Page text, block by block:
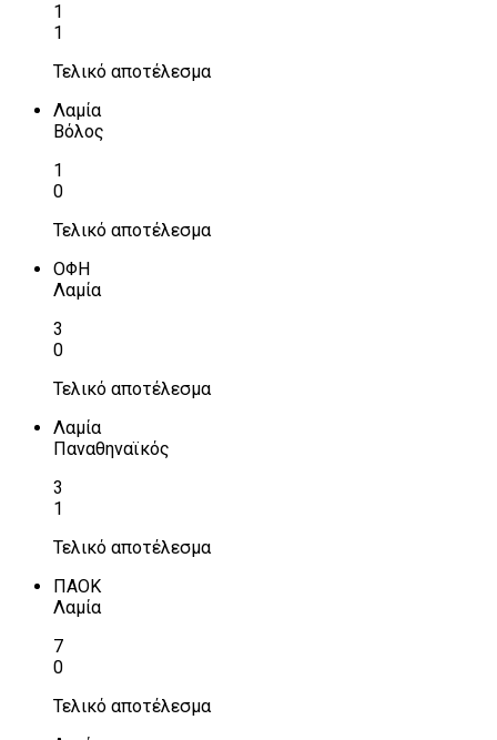
1
1
Τελικό αποτέλεσμα
Λαμία
Βόλος
1
0
Τελικό αποτέλεσμα
ΟΦΗ
Λαμία
3
0
Τελικό αποτέλεσμα
Λαμία
Παναθηναϊκός
3
1
Τελικό αποτέλεσμα
ΠΑΟΚ
Λαμία
7
0
Τελικό αποτέλεσμα